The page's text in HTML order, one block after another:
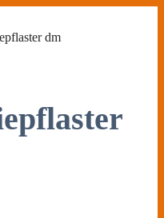
dm